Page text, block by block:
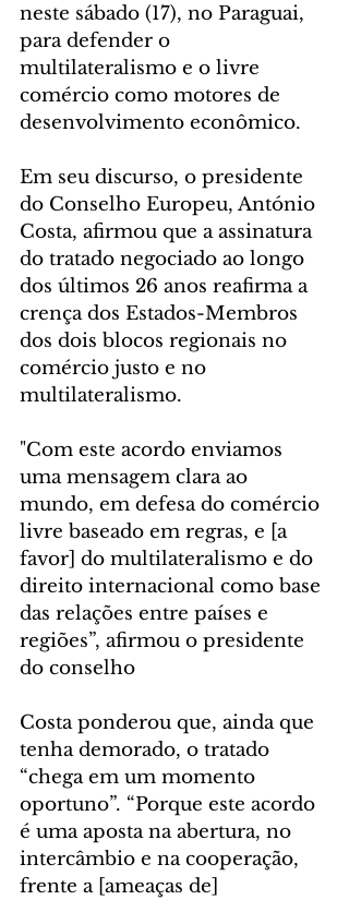
neste sábado (17), no Paraguai,
para defender o
multilateralismo e o livre
comércio como motores de
desenvolvimento econômico.
Em seu discurso, o presidente
do Conselho Europeu, António
Costa, afirmou que a assinatura
do tratado negociado ao longo
dos últimos 26 anos reafirma a
crença dos Estados-Membros
dos dois blocos regionais no
comércio justo e no
multilateralismo.
"Com este acordo enviamos
uma mensagem clara ao
mundo, em defesa do comércio
livre baseado em regras, e [a
favor] do multilateralismo e do
direito internacional como base
das relações entre países e
regiões”, afirmou o presidente
do conselho
Costa ponderou que, ainda que
tenha demorado, o tratado
“chega em um momento
oportuno”. “Porque este acordo
é uma aposta na abertura, no
intercâmbio e na cooperação,
frente a [ameaças de]